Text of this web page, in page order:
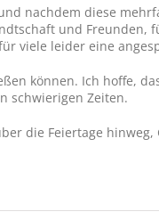
nachdem diese
und Freunden,
viele leider eine
können. Ich hoffe,
schwierigen Zeiten.
die Feiertage